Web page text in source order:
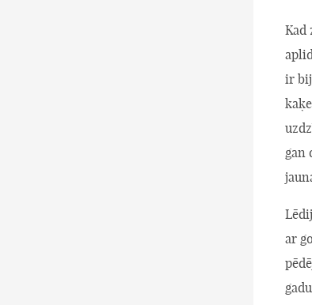
Kad
ir
gan
ar